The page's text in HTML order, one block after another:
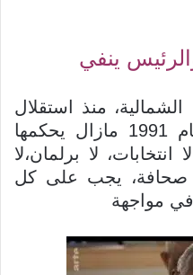
ينفي
منذ استقلال
إريتريا عن إثيوبيا في العام 1991 مازال يحكمها
لا برلمان،لا
صحافة، يجب على كل
مواجهة